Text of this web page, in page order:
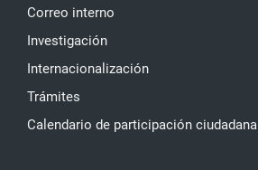
Correo interno
Investigación
Internacionalización
Trámites
Calendario de participación ciudadana